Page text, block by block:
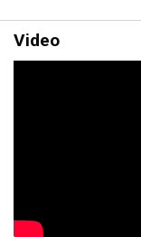
Video